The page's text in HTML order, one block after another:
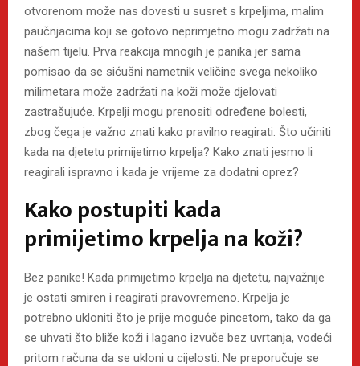
otvorenom može nas dovesti u susret s krpeljima, malim
paučnjacima koji se gotovo neprimjetno mogu zadržati na
našem tijelu. Prva reakcija mnogih je panika jer sama
pomisao da se sićušni nametnik veličine svega nekoliko
milimetara može zadržati na koži može djelovati
zastrašujuće. Krpelji mogu prenositi određene bolesti,
zbog čega je važno znati kako pravilno reagirati. Što učiniti
kada na djetetu primijetimo krpelja? Kako znati jesmo li
reagirali ispravno i kada je vrijeme za dodatni oprez?
Kako postupiti kada
primijetimo krpelja na koži?
Bez panike! Kada primijetimo krpelja na djetetu, najvažnije
je ostati smiren i reagirati pravovremeno. Krpelja je
potrebno ukloniti što je prije moguće pincetom, tako da ga
se uhvati što bliže koži i lagano izvuče bez uvrtanja, vodeći
pritom računa da se ukloni u cijelosti. Ne preporučuje se